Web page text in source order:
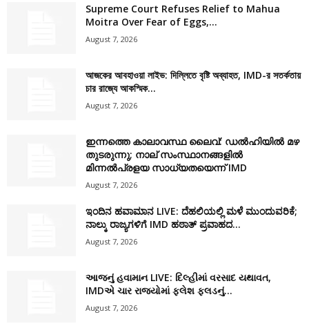
Supreme Court Refuses Relief to Mahua
Moitra Over Fear of Eggs,...
August 7, 2026
আজকের আবহাওয়া লাইভ: দিল্লিতে বৃষ্টি অব্যাহত, IMD-র সতর্কতায়
চার রাজ্যে আকস্মিক...
August 7, 2026
ഇന്നത്തെ കാലാവസ്ഥ ലൈവ്: ഡൽഹിയിൽ മഴ
തുടരുന്നു; നാല് സംസ്ഥാനങ്ങളിൽ
മിന്നൽപ്രളയ സാധ്യതയെന്ന് IMD
August 7, 2026
ಇಂದಿನ ಹವಾಮಾನ LIVE: ದೆಹಲಿಯಲ್ಲಿ ಮಳೆ ಮುಂದುವರಿಕೆ;
ನಾಲ್ಕು ರಾಜ್ಯಗಳಿಗೆ IMD ಹಠಾತ್ ಪ್ರವಾಹದ...
August 7, 2026
આજનું હવામાન LIVE: દિલ્હીમાં વરસાદ યથાવત,
IMDએ ચાર રાજ્યોમાં ફ્લેશ ફ્લડનું...
August 7, 2026